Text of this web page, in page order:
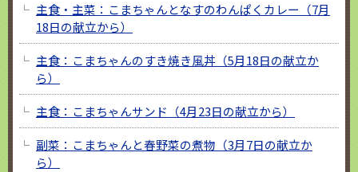
主食・主菜：こまちゃんとなすのわんぱくカレー（7月
18日の献立から）
主食：こまちゃんのすき焼き風丼（5月18日の献立か
ら）
主食：こまちゃんサンド（4月23日の献立から）
副菜：こまちゃんと春野菜の煮物（3月7日の献立か
ら）